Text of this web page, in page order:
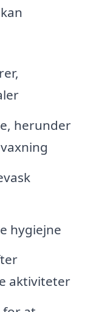
herunder
hygiejne
aktiviteter